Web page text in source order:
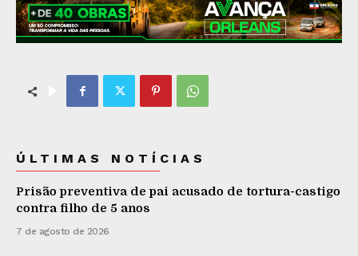
ÚLTIMAS NOTÍCIAS
Prisão preventiva de pai acusado de tortura-castigo
contra filho de 5 anos
7 de agosto de 2026